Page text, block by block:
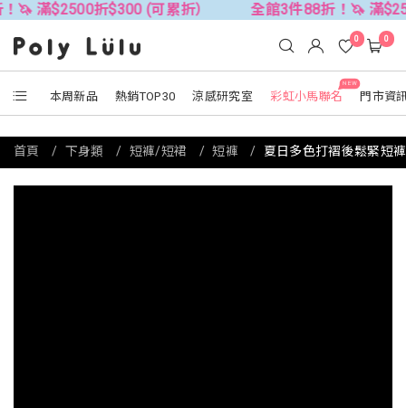
$2500折$300 (可累折） 全館3件88折！🦄 滿$2500折
本周新品 熱銷TOP30 涼感研究室
NEW
彩虹小馬聯名 門市資
0 0
首頁 下身類 短褲/短裙 短褲 夏日多色打褶後鬆緊短